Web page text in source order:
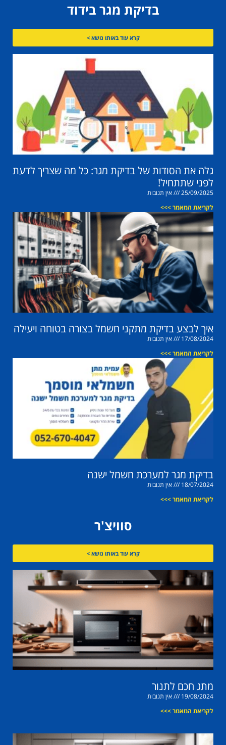
בדיקת מגר בידוד
קרא עוד באותו נושא >
גלה את הסודות של בדיקת מגר: כל מה שצריך לדעת
לפני שתתחיל!
25/09/2025
אין תגובות
לקריאת המאמר >>>
איך לבצע בדיקת מתקני חשמל בצורה בטוחה ויעילה
17/08/2024
אין תגובות
לקריאת המאמר >>>
בדיקת מגר למערכת חשמל ישנה
18/07/2024
אין תגובות
לקריאת המאמר >>>
סוויצ'ר
קרא עוד באותו נושא >
מתג חכם לתנור
19/08/2024
אין תגובות
לקריאת המאמר >>>